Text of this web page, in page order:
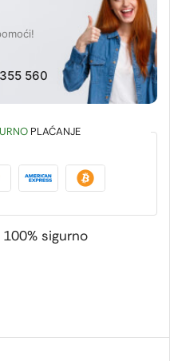
560
PLAĆANJE
100% sigurno